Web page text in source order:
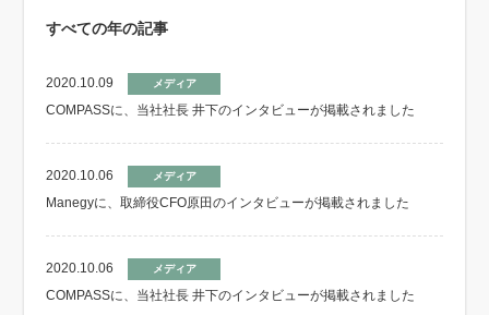
すべての年の記事
2020.10.09 メディア
COMPASSに、当社社長 井下のインタビューが掲載されました
2020.10.06 メディア
Manegyに、取締役CFO原田のインタビューが掲載されました
2020.10.06 メディア
COMPASSに、当社社長 井下のインタビューが掲載されました